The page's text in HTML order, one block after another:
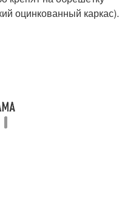
оцинкованный каркас).